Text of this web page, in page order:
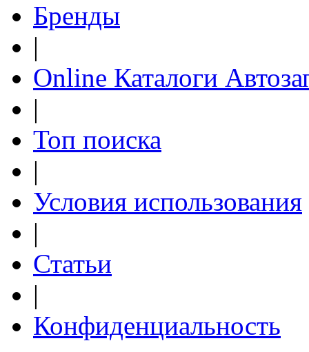
Бренды
|
Online Каталоги
|
Топ поиска
|
Условия использования
|
Статьи
|
Конфиденциальность